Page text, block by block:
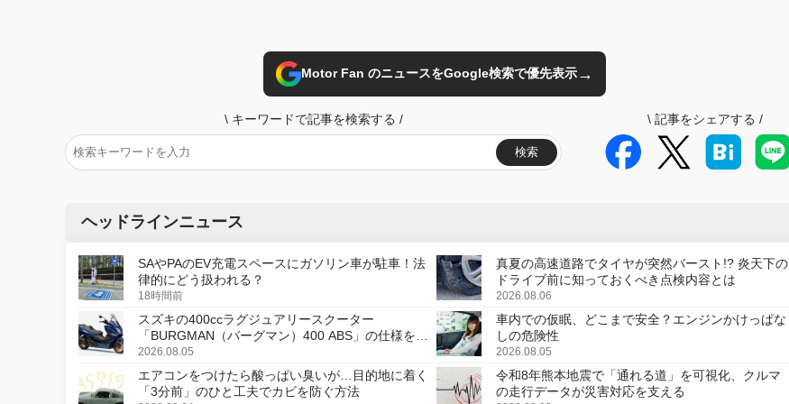
Motor Fan のニュースをGoogle検索で優先表示→
\ キーワードで記事を検索する /
検索
\ 記事をシェアする /
ヘッドラインニュース
SAやPAのEV充電スペースにガソリン車が駐車！法
律的にどう扱われる？
18時間前
真夏の高速道路でタイヤが突然バースト!? 炎天下の
ドライブ前に知っておくべき点検内容とは
2026.08.06
スズキの400ccラグジュアリースクーター
「BURGMAN（バーグマン）400 ABS」の仕様を変
更し、8月18日に発売
2026.08.05
車内での仮眠、どこまで安全？エンジンかけっぱな
しの危険性
2026.08.05
エアコンをつけたら酸っぱい臭いが…目的地に着く
「3分前」のひと工夫でカビを防ぐ方法
令和8年熊本地震で「通れる道」を可視化、クルマ
の走行データが災害対応を支える